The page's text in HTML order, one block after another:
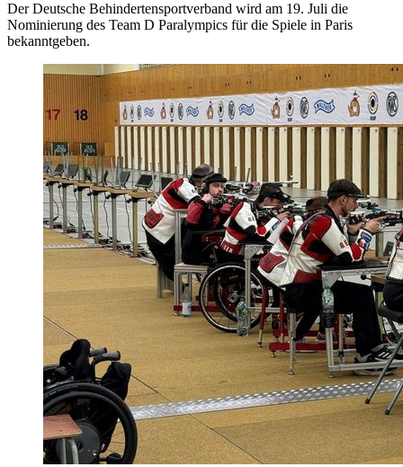
Der Deutsche Behindertensportverband wird am 19. Juli die
Nominierung des Team D Paralympics für die Spiele in Paris
bekanntgeben.